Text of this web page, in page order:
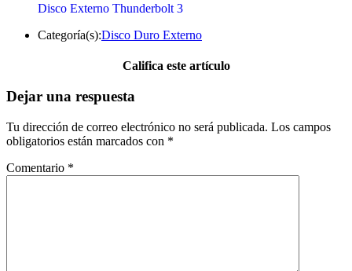
Disco Externo Thunderbolt 3
Categoría(s):Disco Duro Externo
Califica este artículo
Dejar una respuesta
Tu dirección de correo electrónico no será publicada. Los campos
obligatorios están marcados con *
Comentario *